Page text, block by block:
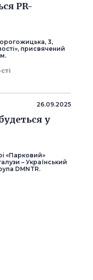
PR-
3,
присвячений
26.09.2025
у
«Парковий»
– Український
DMNTR.